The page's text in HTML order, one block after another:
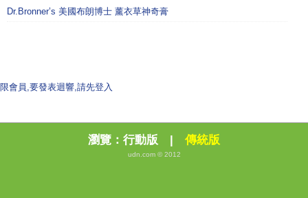
Dr.Bronner’s 美國布朗博士 薰衣草神奇膏
限會員,要發表迴響,請先登入
瀏覽： 行動版 | 傳統版
udn.com © 2012